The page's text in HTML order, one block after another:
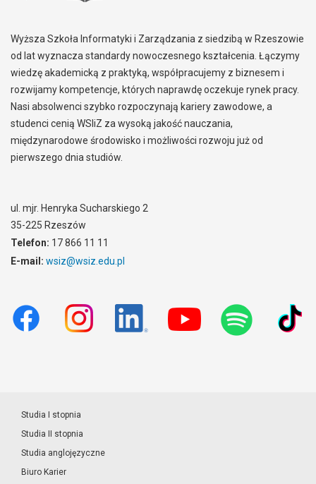
Wyższa Szkoła Informatyki i Zarządzania z siedzibą w Rzeszowie
od lat wyznacza standardy nowoczesnego kształcenia. Łączymy
wiedzę akademicką z praktyką, współpracujemy z biznesem i
rozwijamy kompetencje, których naprawdę oczekuje rynek pracy.
Nasi absolwenci szybko rozpoczynają kariery zawodowe, a
studenci cenią WSIiZ za wysoką jakość nauczania,
międzynarodowe środowisko i możliwości rozwoju już od
pierwszego dnia studiów.
ul. mjr. Henryka Sucharskiego 2
35-225 Rzeszów
Telefon: 17 866 11 11
E-mail: wsiz@wsiz.edu.pl
Studia I stopnia
Studia II stopnia
Studia anglojęzyczne
Biuro Karier